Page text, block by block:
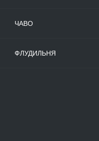
ЧАВО
ФЛУДИЛЬНЯ